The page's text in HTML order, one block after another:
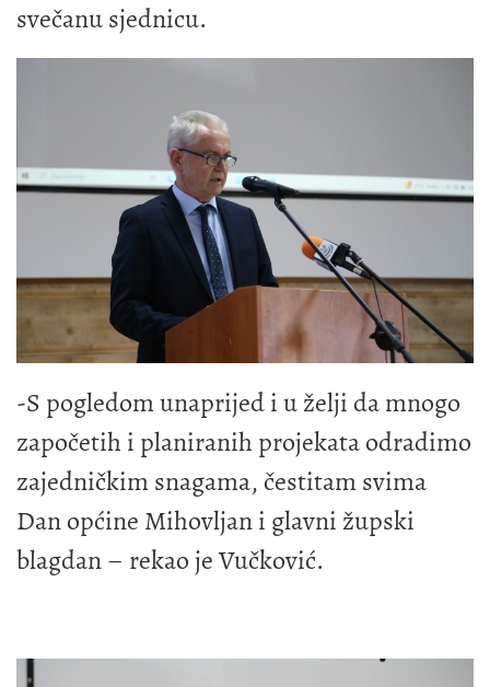
svečanu sjednicu.
-S pogledom unaprijed i u želji da mnogo
započetih i planiranih projekata odradimo
zajedničkim snagama, čestitam svima
Dan općine Mihovljan i glavni župski
blagdan – rekao je Vučković.